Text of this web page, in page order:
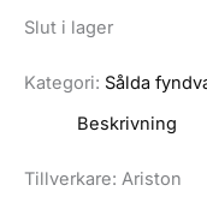
Slut i lager
Kategori: Sålda
Beskrivning
Tillverkare: Ariston